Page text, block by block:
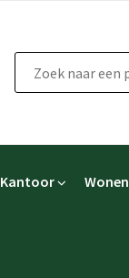
Kantoor Wonen